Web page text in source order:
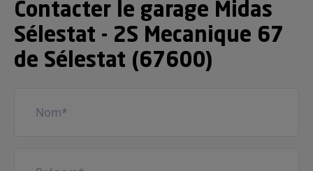
Contacter le garage Midas
Sélestat - 2S Mecanique 67
de Sélestat (67600)